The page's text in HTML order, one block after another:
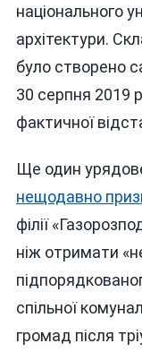
національного
архітектури.
було створено
30 серпня 2019
фактичної
Ще один
нещодавно
філії
ніж отримати
спільної
громад після